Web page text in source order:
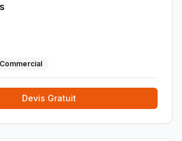
Commercial
Devis Gratuit